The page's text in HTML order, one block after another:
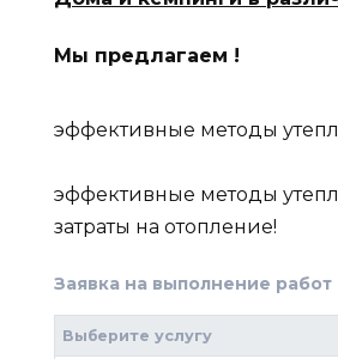
Мы предлагаем !
эффективные методы
эффективные методы
затраты на отопление!
2
Заявка на выполнение работ
Выберите услугу
Если вы
человек,